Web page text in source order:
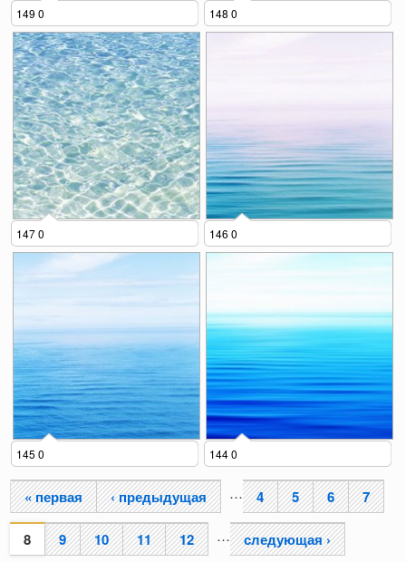
149 0 148 0
147 0 146 0
145 0 144 0
Страницы
« первая ‹ предыдущая … 4 5 6 7
8 9 10 11 12 … следующая ›